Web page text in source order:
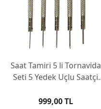
Saat Tamiri 5 li Tornavida
Seti 5 Yedek Uçlu Saatçi
999,00 TL